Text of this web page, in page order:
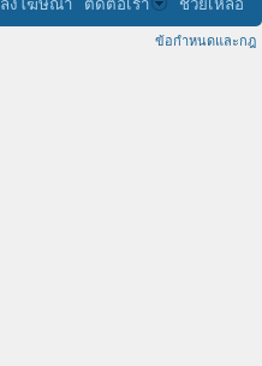
ลงโฆษณา ติดต่อเรา ช่วยเหลือ
ข้อกำหนดและกฎ